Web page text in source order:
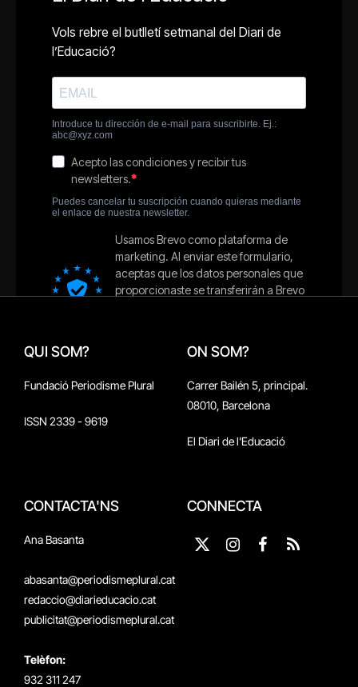
QUI SOM?
Fundació Periodisme Plural
ISSN 2339 - 9619
ON SOM?
Carrer Bailén 5, principal.
08010, Barcelona
El Diari de l'Educació
CONTACTA'NS
Ana Basanta
abasanta@periodismeplural.cat
redaccio@diarieducacio.cat
publicitat@periodismeplural.cat
Telèfon:
932 311 247
CONNECTA
X
Instagram
Facebook
RSS